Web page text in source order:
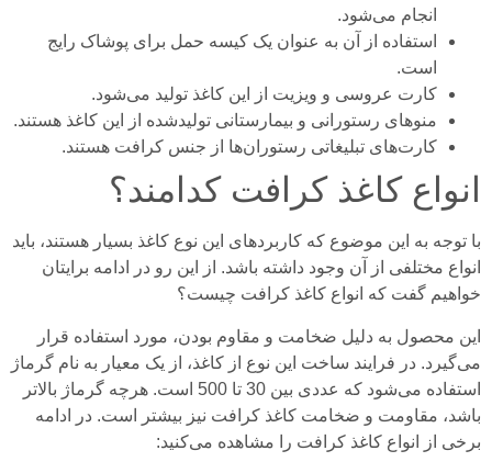
انجام می‌شود.
استفاده از آن به عنوان یک کیسه حمل برای پوشاک رایج
است.
کارت عروسی و ویزیت از این کاغذ تولید می‌شود.
منوهای رستورانی و بیمارستانی تولیدشده از این کاغذ هستند.
کارت‌های تبلیغاتی رستوران‌ها از جنس کرافت هستند.
انواع کاغذ کرافت کدامند؟
با توجه به این موضوع که کاربرد‌های این نوع کاغذ بسیار هستند، باید
انواع مختلفی از آن وجود داشته باشد. از این رو در ادامه برایتان
خواهیم گفت که انواع کاغذ کرافت چیست؟
این محصول به دلیل ضخامت و مقاوم بودن، مورد استفاده قرار
می‌گیرد. در فرایند ساخت این نوع از کاغذ، از یک معیار به نام گرماژ
استفاده می‌شود که عددی بین 30 تا 500 است. هرچه گرماژ بالاتر
باشد، مقاومت و ضخامت کاغذ کرافت نیز بیشتر است. در ادامه
برخی از انواع کاغذ کرافت را مشاهده می‌کنید: